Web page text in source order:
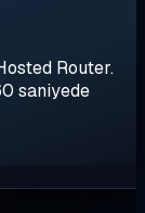
Router.
saniyede